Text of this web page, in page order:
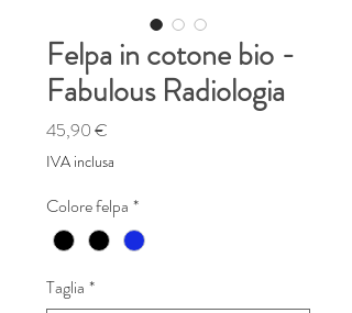
Felpa in cotone bio -
Fabulous Radiologia
45,90 €
IVA inclusa
Colore felpa *
Taglia *